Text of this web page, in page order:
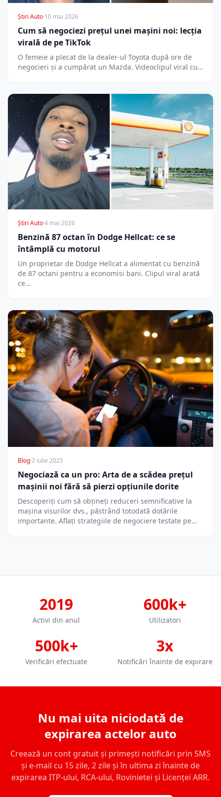
Știri Auto·10 mai 2026
Cum să negociezi prețul unei mașini noi: lecția
virală de pe TikTok
O femeie a plecat de la dealer-ul Toyota după ore de
negocieri și a cumpărat un Mazda. Videoclipul viral cu…
Știri Auto·4 mai 2026
Benzină 87 octan în Dodge Hellcat: ce se
întâmplă cu motorul
Un proprietar de Dodge Hellcat a alimentat cu benzină
de 87 octani pentru a economisi bani. Clipul viral arată
ce…
Blog·2 iulie 2025
Negociază ca un pro: Arta de a scădea prețul
mașinii noi fără să pierzi opțiunile dorite
Descoperiți cum să obțineți reduceri semnificative la
mașina visurilor dvs., păstrând totodată dotările
importante. Aflați strategiile de negociere testate pe…
2019
Activi din anul
600k+
Utilizatori
500k+
Verificări efectuate
3x
Notificări înainte de expirare
Nu mai uita niciodată de
expirarea actelor auto
Creează un cont gratuit și primești notificări prin SMS
și e-mail cu 15 zile, 2 zile și în ultima zi înainte de
expirarea ITP-ului, RCA-ului, Rovinietei și Licenței ARR.